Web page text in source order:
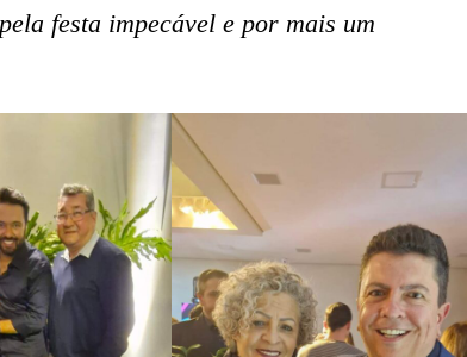
festa impecável e por mais um